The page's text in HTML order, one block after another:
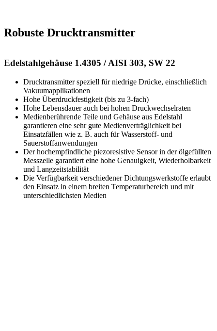
Robuste Drucktransmitter
Edelstahlgehäuse 1.4305 / AISI 303, SW 22
Drucktransmitter speziell für niedrige Drücke, einschließlich
Vakuumapplikationen
Hohe Überdruckfestigkeit (bis zu 3-fach)
Hohe Lebensdauer auch bei hohen Druckwechselraten
Medienberührende Teile und Gehäuse aus Edelstahl
garantieren eine sehr gute Medienverträglichkeit bei
Einsatzfällen wie z. B. auch für Wasserstoff- und
Sauerstoffanwendungen
Der hochempfindliche piezoresistive Sensor in der ölgefüllten
Messzelle garantiert eine hohe Genauigkeit, Wiederholbarkeit
und Langzeitstabilität
Die Verfügbarkeit verschiedener Dichtungswerkstoffe erlaubt
den Einsatz in einem breiten Temperaturbereich und mit
unterschiedlichsten Medien